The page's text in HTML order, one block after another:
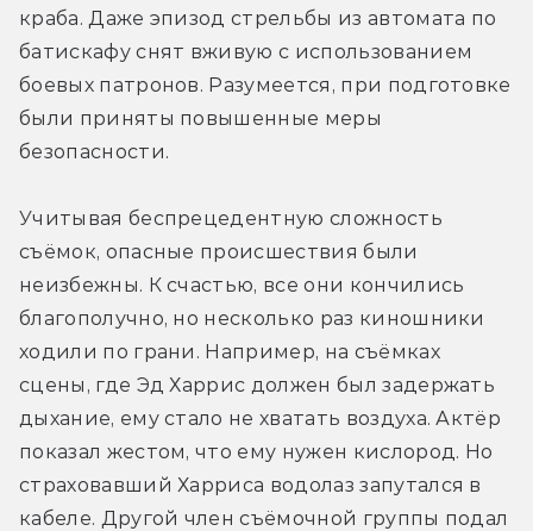
краба. Даже эпизод стрельбы из автомата по
батискафу снят вживую с использованием
боевых патронов. Разумеется, при подготовке
были приняты повышенные меры
безопасности.
Учитывая беспрецедентную сложность
съёмок, опасные происшествия были
неизбежны. К счастью, все они кончились
благополучно, но несколько раз киношники
ходили по грани. Например, на съёмках
сцены, где Эд Харрис должен был задержать
дыхание, ему стало не хватать воздуха. Актёр
показал жестом, что ему нужен кислород. Но
страховавший Харриса водолаз запутался в
кабеле. Другой член съёмочной группы подал